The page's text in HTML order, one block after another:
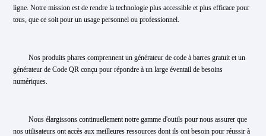
ligne. Notre mission est de rendre la technologie plus accessible et plus efficace pour
tous, que ce soit pour un usage personnel ou professionnel.
Nos produits phares comprennent un générateur de code à barres gratuit et un
générateur de Code QR conçu pour répondre à un large éventail de besoins
numériques.
Nous élargissons continuellement notre gamme d'outils pour nous assurer que
nos utilisateurs ont accès aux meilleures ressources dont ils ont besoin pour réussir à